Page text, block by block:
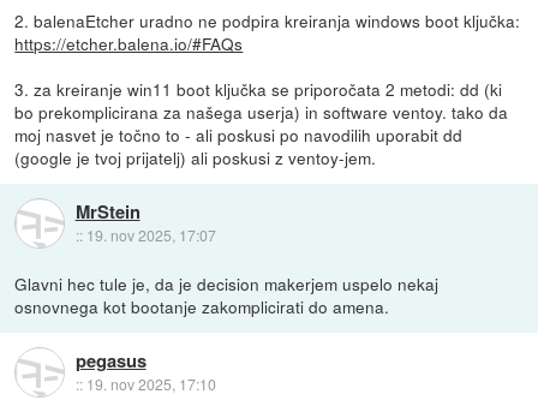
2. balenaEtcher uradno ne podpira kreiranja windows boot ključka:
https://etcher.balena.io/#FAQs
3. za kreiranje win11 boot ključka se priporočata 2 metodi: dd (ki
bo prekomplicirana za našega userja) in software ventoy. tako da
moj nasvet je točno to - ali poskusi po navodilih uporabit dd
(google je tvoj prijatelj) ali poskusi z ventoy-jem.
MrStein
:: 19. nov 2025, 17:07
Glavni hec tule je, da je decision makerjem uspelo nekaj
osnovnega kot bootanje zakomplicirati do amena.
pegasus
:: 19. nov 2025, 17:10